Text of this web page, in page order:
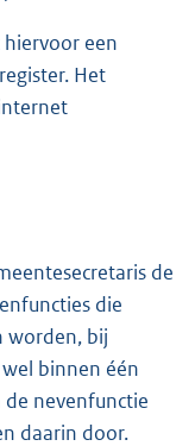
een
Het
de
die
worden, bij
binnen één
nevenfunctie
daarin door.